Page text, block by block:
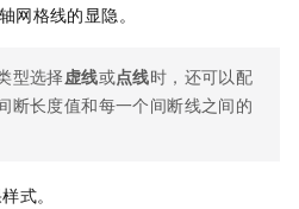
网格线的显隐。
型选择虚线或点线时，还可以配
断长度值和每一个间断线之间的
式。